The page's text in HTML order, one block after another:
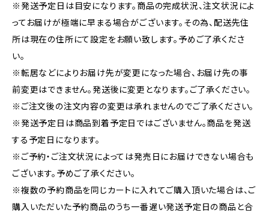
※発送予定日は目安になります。商品の完成状況、注文状況によ
ってお届けが極端に早まる場合がございます。その為、配送先住
所は現在の住所にて設定をお願い致します。予めご了承くださ
い。
※転居などによりお届け先が変更になった場合、お届け先の事
前変更はできません。発送後に変更となります。ご了承ください。
※ご注文後の注文内容の変更は承れませんのでご了承ください。
※発送予定日は商品到着予定日ではございません。商品を発送
する予定日になります。
※ご予約・ご注文状況によっては発売日にお届けできない場合も
ございます。予めご了承ください。
※複数の予約商品を同じカートに入れてご購入頂いた場合は、ご
購入いただいた予約商品のうち一番遅い発送予定日の商品と合